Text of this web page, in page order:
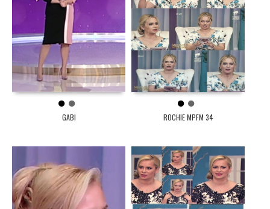
1 2
GABI
1 2
ROCHIE MPFM 34